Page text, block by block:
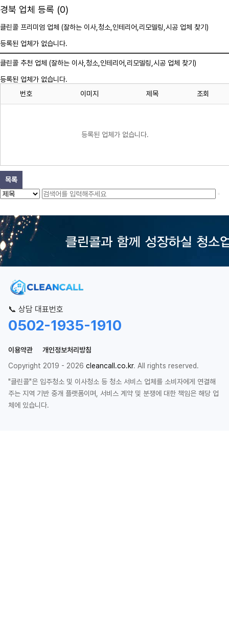
경북 업체 등록 (0)
클린콜 프리미엄 업체 (잘하는 이사, 청소 ,인테리어,리모델링,시공 업체 찾기)
등록된 업체가 없습니다.
클린콜 추천 업체 (잘하는 이사, 청소 ,인테리어,리모델링,시공 업체 찾기)
등록된 업체가 없습니다.
번호
이미지 제목 조회
등록된 업체가 없습니다.
목록
📞 상담 대표번호
0502-1935-1910
이용약관
개인정보처리방침
Copyright 2019 - 2026 cleancall.co.kr. All rights reserved.
"클린콜"은 입주청소 및 이사청소 등 청소 서비스 업체를 소비자에게 연결해
주는 지역 기반 중개 플랫폼이며, 서비스 계약 및 분쟁에 대한 책임은 해당 업
체에 있습니다.